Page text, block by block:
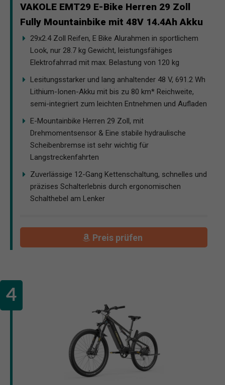
VAKOLE EMT29 E-Bike Herren 29 Zoll
Fully Mountainbike mit 48V 14.4Ah Akku
29x2.4 Zoll Reifen, E Bike Alurahmen in sportlichem
Look, nur 28.7 kg Gewicht, leistungsfähiges
Elektrofahrrad mit max. Belastung von 120 kg
Lesitungsstarker und lang anhaltender 48 V, 691.2 Wh
Lithium-Ionen-Akku mit bis zu 80 km* Reichweite,
semi-integriert zum leichten Entnehmen und Aufladen
E-Mountainbike Herren 29 Zoll, mit
Drehmomentsensor & Eine stabile hydraulische
Scheibenbremse ist sehr wichtig für
Langstreckenfahrten
Zuverlässige 12-Gang Kettenschaltung, schnelles und
präzises Schalterlebnis durch ergonomischen
Schalthebel am Lenker
Preis prüfen